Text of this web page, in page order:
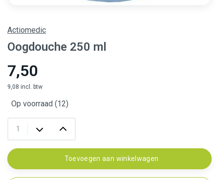
Actiomedic
Oogdouche 250 ml
7,50
9,08 incl. btw
Op voorraad (12)
Toevoegen aan winkelwagen